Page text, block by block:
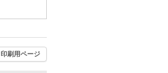
印刷用ページ